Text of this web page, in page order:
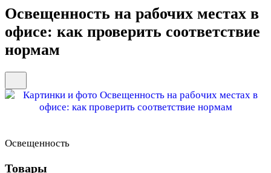
Освещенность на рабочих местах в
офисе: как проверить соответствие
нормам
Освещенность
Товары